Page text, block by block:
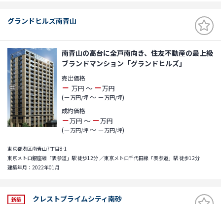
グランドヒルズ南青山
南青山の高台に全戸南向き、住友不動産の最上級
ブランドマンション「グランドヒルズ」
売出価格
－ 万円 ～ －万円
(－万円/坪～ －万円/坪)
成約価格
－万円 ～ －万円
(－万円/坪～ －万円/坪)
東京都港区南青山7丁目8-1
東京メトロ銀座線「表参道」駅 徒歩12分 ／東京メトロ千代田線「表参道」駅 徒歩12分
建築年月：2022年01月
新築 クレストプライムシティ南砂